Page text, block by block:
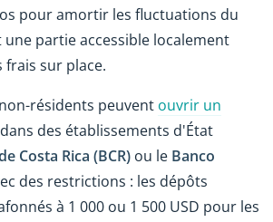
pour amortir les fluctuations du
une partie accessible localement
sur place.
résidents peuvent ouvrir un
dans des établissements d'État
Costa Rica (BCR) ou le Banco
des restrictions : les dépôts
à 1 000 ou 1 500 USD pour les